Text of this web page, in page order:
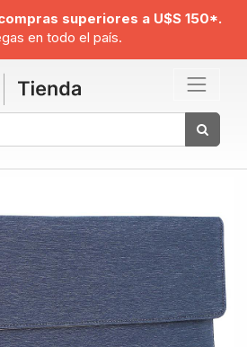
superiores a U$S 150*.
en todo el país.